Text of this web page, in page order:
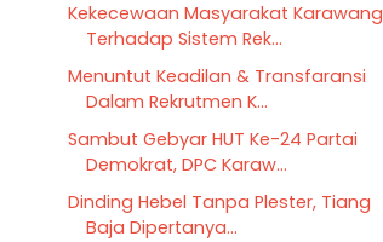
Kekecewaan Masyarakat Karawang
Terhadap Sistem Rek...
Menuntut Keadilan & Transfaransi
Dalam Rekrutmen K...
Sambut Gebyar HUT Ke-24 Partai
Demokrat, DPC Karaw...
Dinding Hebel Tanpa Plester, Tiang
Baja Dipertanya...